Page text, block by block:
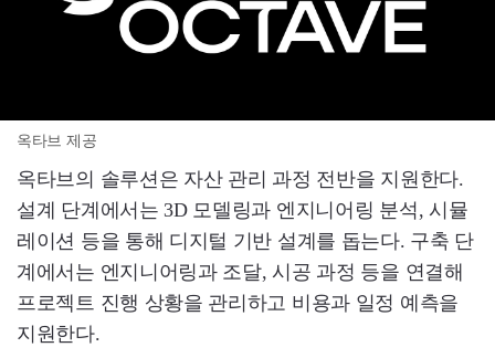
옥타브 제공
옥타브의 솔루션은 자산 관리 과정 전반을 지원한다.
설계 단계에서는 3D 모델링과 엔지니어링 분석, 시뮬
레이션 등을 통해 디지털 기반 설계를 돕는다. 구축 단
계에서는 엔지니어링과 조달, 시공 과정 등을 연결해
프로젝트 진행 상황을 관리하고 비용과 일정 예측을
지원한다.